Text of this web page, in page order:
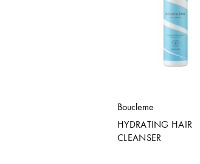
Boucleme
HYDRATING HAIR
CLEANSER